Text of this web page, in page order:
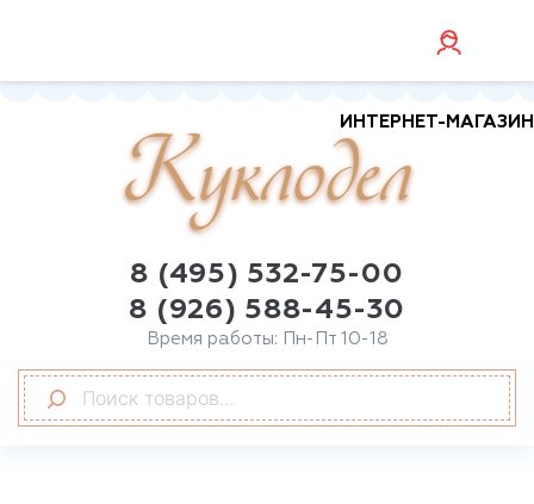
ИНТЕРНЕТ-МАГАЗИН
Куклодел
8 (495) 532-75-00
8 (926) 588-45-30
Время работы: Пн-Пт 10-18